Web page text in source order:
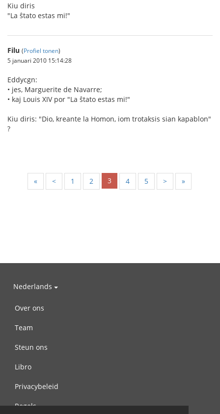
Kiu diris
"La ŝtato estas mi!"
Filu (Profiel tonen)
5 januari 2010 15:14:28
Eddycgn:
• jes, Marguerite de Navarre;
• kaj Louis XIV por "La ŝtato estas mi!"
Kiu diris: "Dio, kreante la Homon, iom trotaksis sian kapablon"
?
« < 1 2 3 4 5 > »
Nederlands
Over ons
Team
Steun ons
Libro
Privacybeleid
Regels